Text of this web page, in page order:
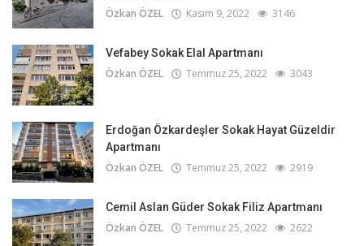
Özkan ÖZEL Kasım 9, 2022 3146
Vefabey Sokak Elal Apartmanı
Özkan ÖZEL Temmuz 25, 2022 3043
Erdoğan Özkardeşler Sokak Hayat Güzeldir
Apartmanı
Özkan ÖZEL Temmuz 25, 2022 2919
Cemil Aslan Güder Sokak Filiz Apartmanı
Özkan ÖZEL Temmuz 25, 2022 2622